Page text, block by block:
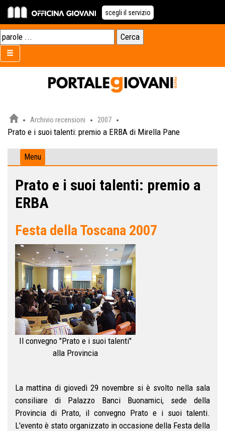
scegli il servizio
Archivio recensioni 2007
Prato e i suoi talenti: premio a ERBA di Mirella Pane
Menu
Prato e i suoi talenti: premio a
ERBA
Festa della Toscana 2007
Il convegno "Prato e i suoi talenti"
alla Provincia
La mattina di giovedì 29 novembre si è svolto nella sala
consiliare di Palazzo Banci Buonamici, sede della
Provincia di Prato, il convegno Prato e i suoi talenti.
L'evento è stato organizzato in occasione della Festa della